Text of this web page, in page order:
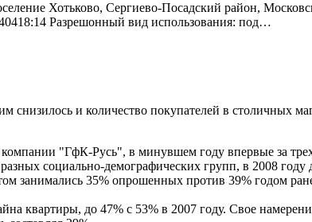
Хотьково, Сергиево-Посадский район,
Разрешонный вид использования: под…
снизилось и количество покупателей в столичных
"ГфК-Русь", в минувшем году впервые за
социально-демографических групп, в 2008
занимались 35% опрошенных против 39% годом
квартиры, до 47% с 53% в 2007 году. Свое